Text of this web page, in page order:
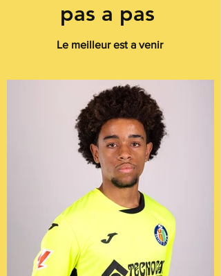
pas a pas
Le meilleur est a venir